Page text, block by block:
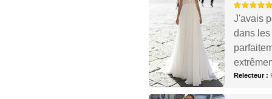
J'avais
dans
Relecteur :